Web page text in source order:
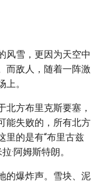
风雪，更因为天空中
而敌人，随着一阵激
。
北方布里克斯要塞，
能失败的，所有北方
里的是有“布里古兹
·阿姆斯特朗。
的爆炸声。雪块、泥